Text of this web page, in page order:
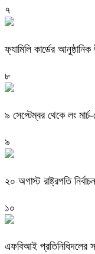
৭
ফ্যামিলি কার্ডের
৮
৯ সেপ্টেম্বর থেকে লং
৯
২০ অগাস্ট রাষ্ট্রপতি নির্বাচন
১০
এফবিআই প্রতিনিধিদলের